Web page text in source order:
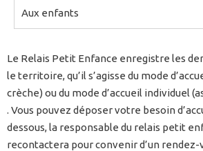
Aux enfants
Le Relais Petit Enfance enregistre les
le territoire, qu’il s’agisse du mode
crèche) ou du mode d’accueil individuel
. Vous pouvez déposer votre besoin
dessous, la responsable du relais petit
recontactera pour convenir d’un rendez-